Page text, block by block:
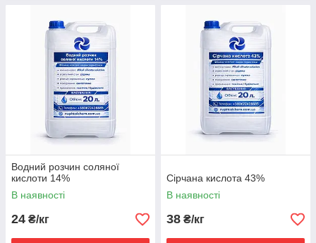
Водний розчин соляної
кислоти 14%
В наявності
24 ₴/кг
Сірчана кислота 43%
В наявності
38 ₴/кг